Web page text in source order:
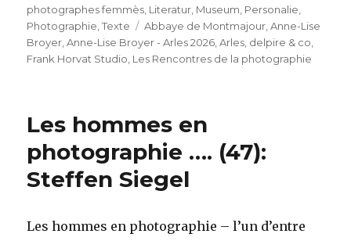
am
photographes femmès Literatur Museum Personalie
Photographie ,Texte Schlagwörter
Abbaye de Montmajour ,Anne-Lise
Broyer ,Anne-Lise Broyer - Arles 2026 ,Arles delpire & co
Frank Horvat Studio Les Rencontres de la photographie
Les hommes en
photographie …. (47):
Steffen Siegel
Les hommes en photographie – l’un d’entre